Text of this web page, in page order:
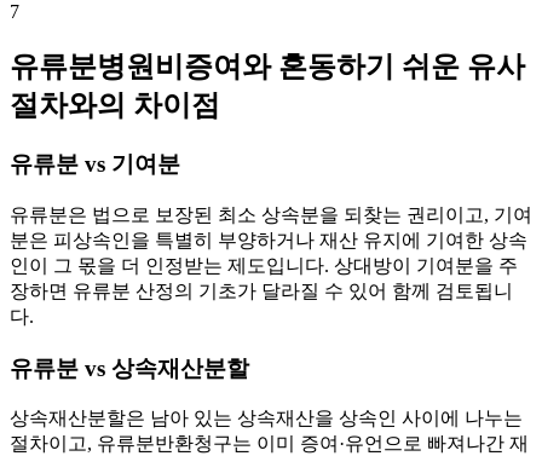
7
유류분병원비증여와 혼동하기 쉬운 유사
절차와의 차이점
유류분 vs 기여분
유류분은 법으로 보장된 최소 상속분을 되찾는 권리이고, 기여
분은 피상속인을 특별히 부양하거나 재산 유지에 기여한 상속
인이 그 몫을 더 인정받는 제도입니다. 상대방이 기여분을 주
장하면 유류분 산정의 기초가 달라질 수 있어 함께 검토됩니
다.
유류분 vs 상속재산분할
상속재산분할은 남아 있는 상속재산을 상속인 사이에 나누는
절차이고, 유류분반환청구는 이미 증여·유언으로 빠져나간 재